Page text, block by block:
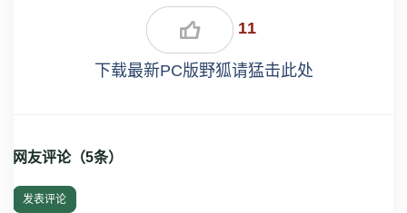
11
下载最新PC版野狐请猛击此处
网友评论（5条）
发表评论